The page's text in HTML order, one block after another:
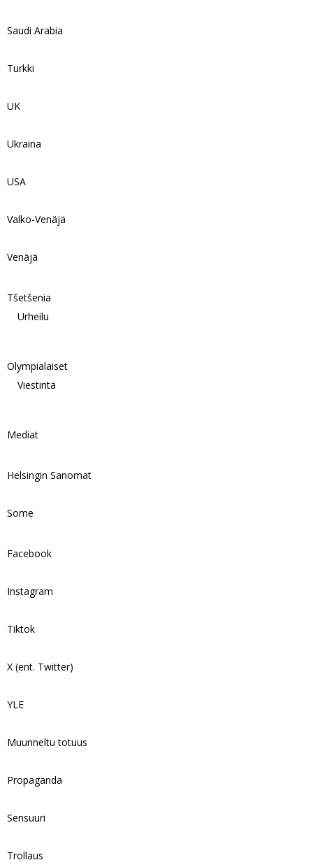
Saudi Arabia
Turkki
UK
Ukraina
USA
Valko-Venäjä
Venäjä
Tšetšenia
Urheilu
Olympialaiset
Viestintä
Mediat
Helsingin Sanomat
Some
Facebook
Instagram
Tiktok
X (ent. Twitter)
YLE
Muunneltu totuus
Propaganda
Sensuuri
Trollaus